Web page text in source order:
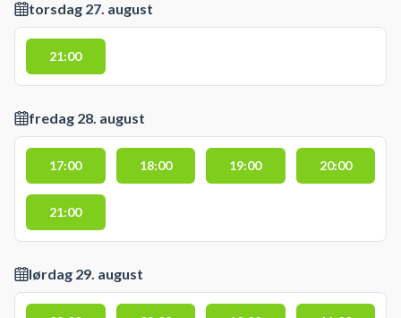
torsdag 27. august
21:00
fredag 28. august
17:00 18:00 19:00 20:00
21:00
lørdag 29. august